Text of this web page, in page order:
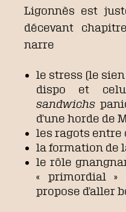
Ligonnès est
décevant
narre
le stress (le sien
dispo et
sandwichs
d’une horde de
les ragots entre
la formation de
le rôle
« primordial
propose d’aller